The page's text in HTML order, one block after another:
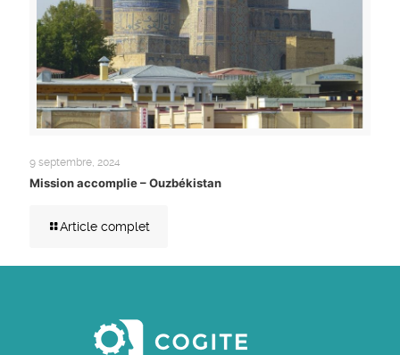
9 septembre, 2024
Mission accomplie – Ouzbékistan
Article complet